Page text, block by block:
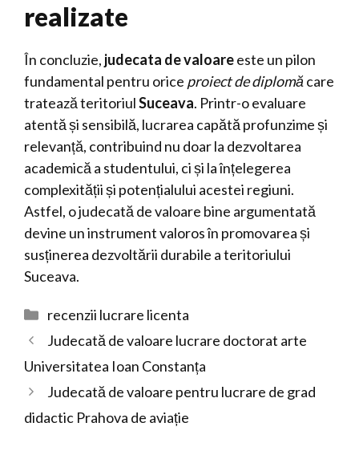
realizate
În concluzie, judecata de valoareeste un pilon
fundamental pentru orice proiect de diplomă care
tratează teritoriulSuceava. Printr-o evaluare
atentă și sensibilă, lucrarea capătă profunzime și
relevanță, contribuind nu doar la dezvoltarea
academică a studentului, ci și la înțelegerea
complexității și potențialului acestei regiuni.
Astfel, o judecată de valoare bine argumentată
devine un instrument valoros în promovarea și
susținerea dezvoltării durabile a teritoriului
Suceava.
Categorii
recenzii lucrare licenta
Judecată de valoare lucrare doctorat arte
Universitatea Ioan Constanța
Judecată de valoare pentru lucrare de grad
didactic Prahova de aviație